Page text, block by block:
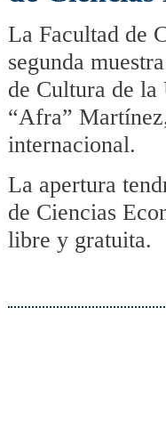
La Facultad de
segunda
de Cultura de
“Afra”
internacional.
La apertura
de Ciencias
libre y gratuita.